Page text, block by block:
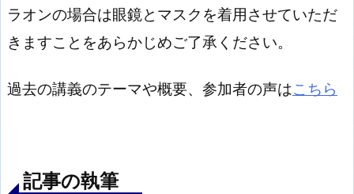
ラオンの場合は眼鏡とマスクを着用させていただ
きますことをあらかじめご了承ください。
過去の講義のテーマや概要、参加者の声はこちら
記事の執筆